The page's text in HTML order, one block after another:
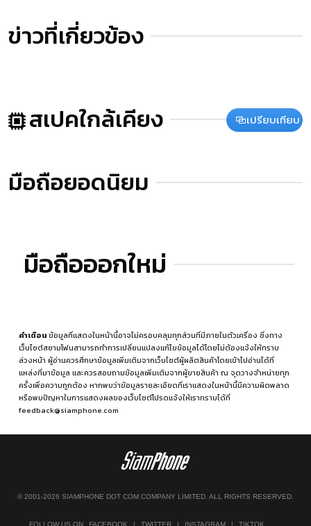
ข่าวที่เกี่ยวข้อง
สเปคใกล้เคียง เปรียบเทียบ
มือถือยอดนิยม
มือถือออกใหม่
คำเตือนข้อมูลที่แสดงในหน้านี้อาจไม่ครอบคลุมทุกส่วนที่มีภายในตัวเครื่อง ซึ่งทาง
เว็บไซต์สยามโฟนสามารถทำการเปลี่ยนแปลงแก้ไขข้อมูลได้โดยไม่ต้องแจ้งให้ทราบ
ล่วงหน้า ผู้อ่านควรศึกษาข้อมูลเพิ่มเติมจากเว็บไซต์ผู้ผลิตสินค้าโดยเข้าไปอ่านได้ที่
แหล่งที่มาข้อมูล และควรสอบถามข้อมูลเพิ่มเติมจากผู้ขายสินค้า ณ จุดวางจำหน่ายทุก
ครั้งเพื่อความถูกต้อง หากพบว่าข้อมูลรายละเอียดที่เราแสดงในหน้านี้มีความผิดพลาด
หรือพบปัญหาในการแสดงผลของเว็บไซต์โปรดแจ้งให้เราทราบได้ที่
feedback@siamphone.com
© 2001-2026 SIAMPHONE DOT COM COMPANY LIMITED. ALL RIGHTS RESERVED.
FOLLOW US ON FACEBOOK | TWITTER | INSTAGRAM | TIKTOK